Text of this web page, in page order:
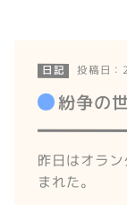
日記 投稿日
紛争の
昨日はオラ
まれた。